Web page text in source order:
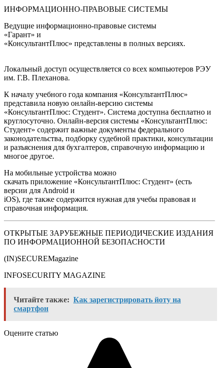
ИНФОРМАЦИОННО-ПРАВОВЫЕ СИСТЕМЫ
Ведущие информационно-правовые системы
«Гарант» и
«КонсультантПлюс» представлены в полных версиях.
Локальный доступ осуществляется со всех компьютеров РЭУ
им. Г.В. Плеханова.
К началу учебного года компания «КонсультантПлюс»
представила новую онлайн-версию системы
«КонсультантПлюс: Студент». Система доступна бесплатно и
круглосуточно. Онлайн-версия системы «КонсультантПлюс:
Студент» содержит важные документы федерального
законодательства, подборку судебной практики, консультации
и разъяснения для бухгалтеров, справочную информацию и
многое другое.
На мобильные устройства можно
скачать приложение «КонсультантПлюс: Студент» (есть
версии для Android и
iOS), где также содержится нужная для учебы правовая и
справочная информация.
ОТКРЫТЫЕ ЗАРУБЕЖНЫЕ ПЕРИОДИЧЕСКИЕ ИЗДАНИЯ
ПО ИНФОРМАЦИОННОЙ БЕЗОПАСНОСТИ
(IN)SECUREMagazine
INFOSECURITY MAGAZINE
Читайте также: Как зарегистрировать йоту на
смартфон
Оцените статью